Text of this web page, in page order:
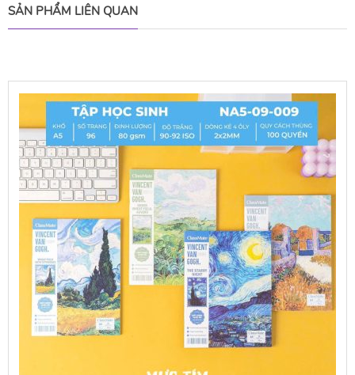
SẢN PHẨM LIÊN QUAN